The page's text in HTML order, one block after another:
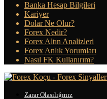
Banka Hesap Bilgileri
Kariyer
Dolar Ne Olur?
Forex Nedir?
Forex Altın Analizleri
Forex Anlık Yorumları
Nasıl FK Kullanırım?
Zarar Olasılığınız